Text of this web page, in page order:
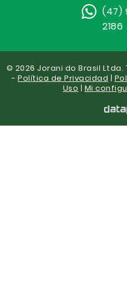
(47)
2186
© 2026 Jorani do Brasil
- Política de Privacidad |
Uso | Mi